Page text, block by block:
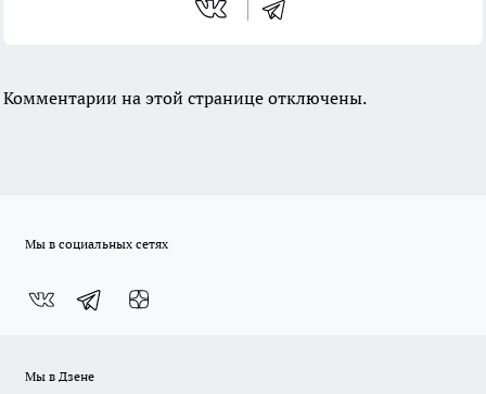
Комментарии на этой странице отключены.
Мы в социальных сетях
Мы в Дзене